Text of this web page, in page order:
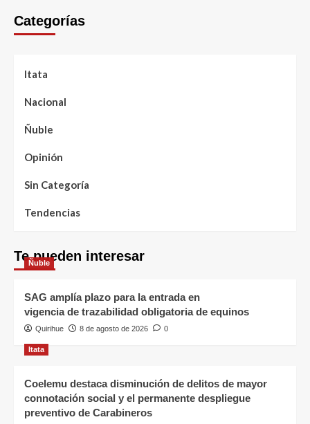
Categorías
Itata
Nacional
Ñuble
Opinión
Sin Categoría
Tendencias
Te pueden interesar
Ñuble
SAG amplía plazo para la entrada en
vigencia de trazabilidad obligatoria de equinos
Quirihue 8 de agosto de 2026 0
Itata
Coelemu destaca disminución de delitos de mayor
connotación social y el permanente despliegue
preventivo de Carabineros